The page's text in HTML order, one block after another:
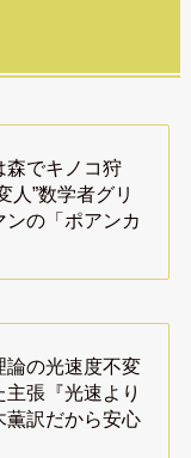
森でキノコ狩
人”数学者グリ
ンの「ポアンカ
論の光速度不変
張『光速より
薫訳だから安心